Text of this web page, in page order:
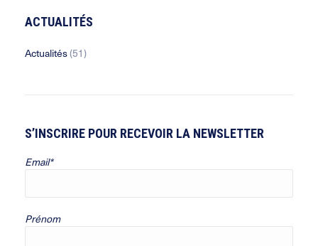
ACTUALITÉS
Actualités(51)
S’INSCRIRE POUR RECEVOIR LA NEWSLETTER
Email*
Prénom